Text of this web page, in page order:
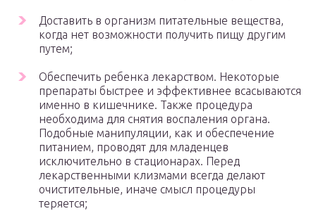
Доставить в организм питательные вещества,
когда нет возможности получить пищу другим
путем;
Обеспечить ребенка лекарством. Некоторые
препараты быстрее и эффективнее всасываются
именно в кишечнике. Также процедура
необходима для снятия воспаления органа.
Подобные манипуляции, как и обеспечение
питанием, проводят для младенцев
исключительно в стационарах. Перед
лекарственными клизмами всегда делают
очистительные, иначе смысл процедуры
теряется;